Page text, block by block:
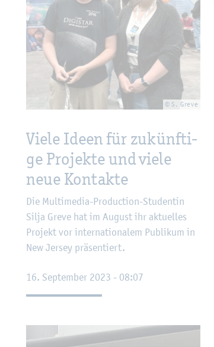
© S. Greve
Viele Ideen für zu­künf­ti­
ge Pro­jek­te und viele
neue Kon­tak­te
Die Mul­ti­me­dia-Pro­duc­tion-Stu­den­tin
Silja Greve hat im Au­gust ihr ak­tu­el­les
Pro­jekt vor in­ter­na­tio­na­lem Pu­bli­kum in
New Jer­sey prä­sen­tiert.
16. Sep­tem­ber 2023 - 08:07